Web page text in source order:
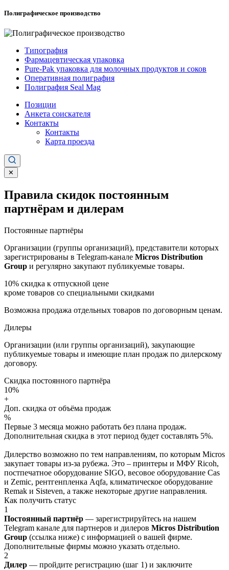
Полиграфическое производство
Типография
Фармацевтическая упаковка
Pure-Pak упаковка для молочных продуктов и соков
Оперативная полиграфия
Полиграфия Seal Mag
Позиции
Анкета соискателя
Контакты
Контакты
Карта проезда
✕
Правила скидок постоянным
партнёрам и дилерам
Постоянные партнёры
Организации (группы организаций), представители которых
зарегистрированы в Telegram-канале Micros Distribution
Group и регулярно закупают публикуемые товары.
10% скидка к отпускной цене
кроме товаров со специальными скидками
Возможна продажа отдельных товаров по договорным ценам.
Дилеры
Организации (или группы организаций), закупающие
публикуемые товары и имеющие план продаж по дилерскому
договору.
Скидка постоянного партнёра
10%
+
Доп. скидка от объёма продаж
%
Первые 3 месяца можно работать без плана продаж.
Дополнительная скидка в этот период будет составлять 5%.
Дилерство возможно по тем направлениям, по которым Micros
закупает товары из-за рубежа. Это – принтеры и МФУ Ricoh,
постпечатное оборудование SIGO, весовое оборудование Cas
и Zemic, рентгенпленка Aqfa, климатическое оборудование
Remak и Sisteven, а также некоторые другие направления.
Как получить статус
1
Постоянный партнёр — зарегистрируйтесь на нашем
Telegram канале для партнеров и дилеров Micros Distribution
Group (ссылка ниже) с информацией о вашей фирме.
Дополнительные фирмы можно указать отдельно.
2
Дилер — пройдите регистрацию (шаг 1) и заключите